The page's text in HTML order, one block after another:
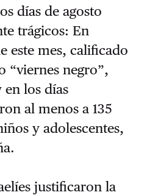
días de agosto
trágicos: En
este mes, calificado
“viernes negro”,
en los días
al menos a 135
y adolescentes,
justificaron la